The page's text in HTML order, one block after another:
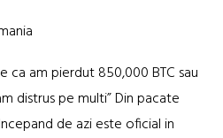
ca am pierdut 850,000 BTC sau
distrus pe multi” Din pacate
de azi este oficial in